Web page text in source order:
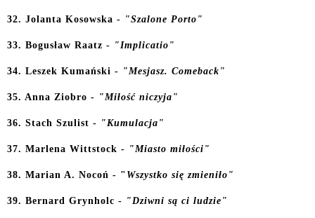
32. Jolanta Kosowska - "Szalone Porto"
33. Bogusław Raatz - "Implicatio"
34. Leszek Kumański - "Mesjasz. Comeback"
35. Anna Ziobro - "Miłość niczyja"
36. Stach Szulist - "Kumulacja"
37. Marlena Wittstock - "Miasto miłości"
38. Marian A. Nocoń - " Wszystko się zmieniło"
39. Bernard Grynholc - "Dziwni są ci ludzie"